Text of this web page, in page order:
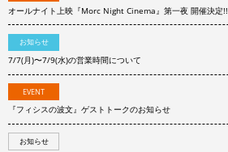
オールナイト上映『Morc Night Cinema』第一夜 開催決定!!
お知らせ
7/7(月)〜7/9(水)の営業時間について
EVENT
『フィシスの波文』ゲストトークのお知らせ
お知らせ